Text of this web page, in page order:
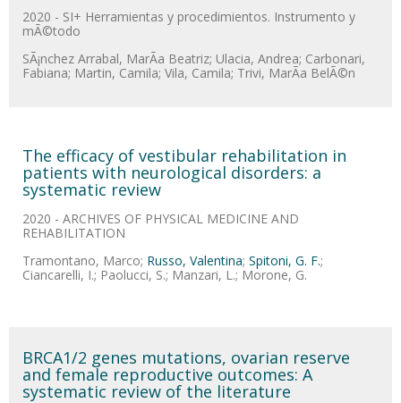
2020 - SI+ Herramientas y procedimientos. Instrumento y
mÃ©todo
SÃ¡nchez Arrabal, MarÃ­a Beatriz; Ulacia, Andrea; Carbonari,
Fabiana; Martin, Camila; Vila, Camila; Trivi, MarÃ­a BelÃ©n
The efficacy of vestibular rehabilitation in
patients with neurological disorders: a
systematic review
2020 - ARCHIVES OF PHYSICAL MEDICINE AND
REHABILITATION
Tramontano, Marco; Russo, Valentina; Spitoni, G. F.;
Ciancarelli, I.; Paolucci, S.; Manzari, L.; Morone, G.
BRCA1/2 genes mutations, ovarian reserve
and female reproductive outcomes: A
systematic review of the literature